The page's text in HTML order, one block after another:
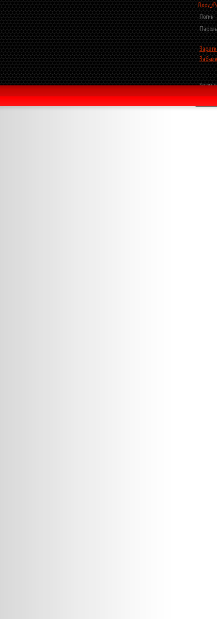
Вход/
Логин
Пароль